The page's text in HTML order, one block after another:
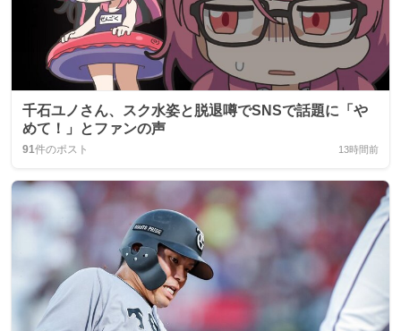
千石ユノさん、スク水姿と脱退噂でSNSで話題に「や
めて！」とファンの声
91件のポスト 13時間前